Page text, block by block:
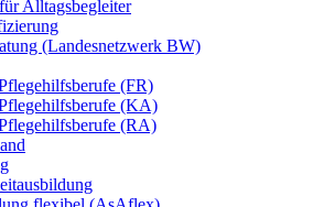
Alltagsbegleiter
(Landesnetzwerk BW)
(FR)
(KA)
(RA)